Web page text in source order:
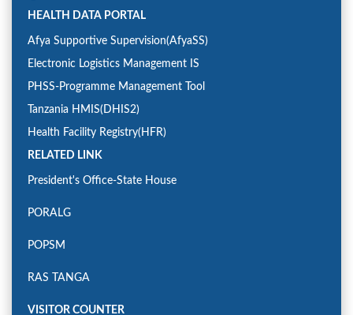
HEALTH DATA PORTAL
Afya Supportive Supervision(AfyaSS)
Electronic Logistics Management IS
PHSS-Programme Management Tool
Tanzania HMIS(DHIS2)
Health Facility Registry(HFR)
RELATED LINK
President's Office-State House
PORALG
POPSM
RAS TANGA
VISITOR COUNTER